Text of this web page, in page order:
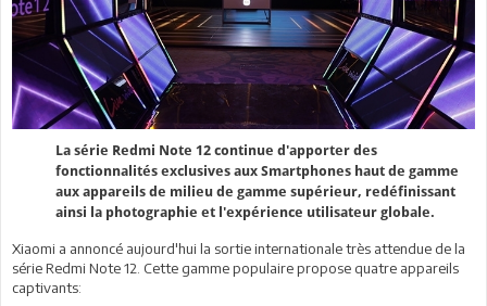
La série Redmi Note 12 continue d'apporter des
fonctionnalités exclusives aux Smartphones haut de gamme
aux appareils de milieu de gamme supérieur, redéfinissant
ainsi la photographie et l'expérience utilisateur globale.
Xiaomi a annoncé aujourd'hui la sortie internationale très attendue de la
série Redmi Note 12. Cette gamme populaire propose quatre appareils
captivants: